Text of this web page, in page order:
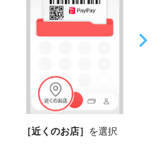
［近くのお店］ を選択